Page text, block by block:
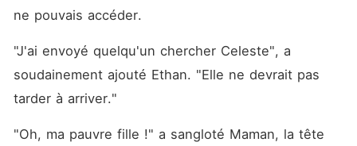
ne pouvais accéder.
"J'ai envoyé quelqu'un chercher Celeste", a
soudainement ajouté Ethan. "Elle ne devrait pas
tarder à arriver."
"Oh, ma pauvre fille !" a sangloté Maman, la tête